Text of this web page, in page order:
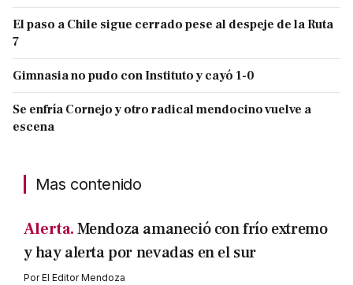
El paso a Chile sigue cerrado pese al despeje de la Ruta
7
Gimnasia no pudo con Instituto y cayó 1-0
Se enfría Cornejo y otro radical mendocino vuelve a
escena
Mas contenido
Alerta.Mendoza amaneció con frío extremo
y hay alerta por nevadas en el sur
PorEl Editor Mendoza